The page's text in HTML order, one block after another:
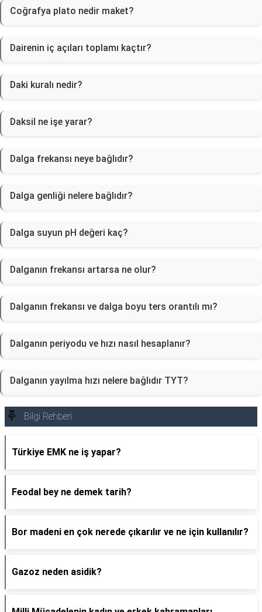
Coğrafya plato nedir maket?
Dairenin iç açıları toplamı kaçtır?
Daki kuralı nedir?
Daksil ne işe yarar?
Dalga frekansı neye bağlıdır?
Dalga genliği nelere bağlıdır?
Dalga suyun pH değeri kaç?
Dalganın frekansı artarsa ne olur?
Dalganın frekansı ve dalga boyu ters orantılı mı?
Dalganın periyodu ve hızı nasıl hesaplanır?
Dalganın yayılma hızı nelere bağlıdır TYT?
Bilgi Rehberi
Türkiye EMK ne iş yapar?
Feodal bey ne demek tarih?
Bor madeni en çok nerede çıkarılır ve ne için kullanılır?
Gazoz neden asidik?